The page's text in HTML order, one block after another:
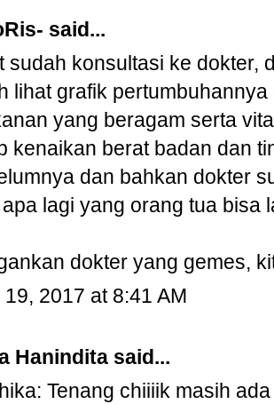
said...
sudah konsultasi ke dokter,
lihat grafik
yang beragam serta
kenaikan berat badan dan
dan bahkan dokter
lagi yang orang tua bisa
dokter yang gemes,
2017 at 8:41 AM
Hanindita said...
Tenang chiiiik masih